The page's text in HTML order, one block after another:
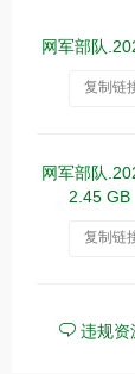
网军部队
复制链
网军部队
2.45 GB
复制链
违规资